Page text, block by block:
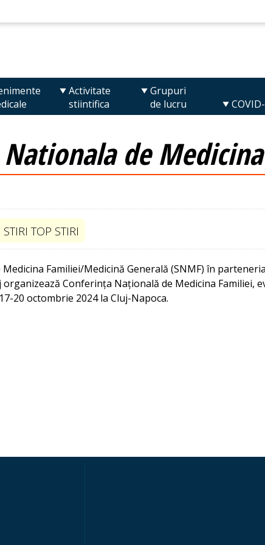
Activitate
stiintifica
Grupuri
de lucru
de
STIRI TOP STIRI
Familiei/Medicină Generală (SNMF) în
organizează Conferința Națională de Medicina Familiei,
20 octombrie 2024 la Cluj-Napoca.